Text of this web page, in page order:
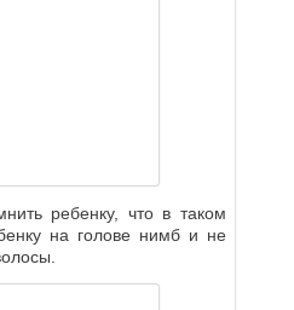
ребенку, что в таком
на голове нимб и не